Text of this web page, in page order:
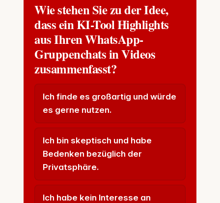
Wie stehen Sie zu der Idee,
dass ein KI-Tool Highlights
aus Ihren WhatsApp-
Gruppenchats in Videos
zusammenfasst?
Ich finde es großartig und würde
es gerne nutzen.
Ich bin skeptisch und habe
Bedenken bezüglich der
Privatsphäre.
Ich habe kein Interesse an